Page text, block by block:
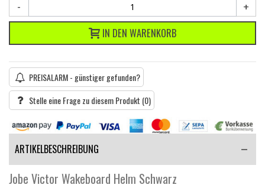
- +
IN DEN WARENKORB
PREISALARM - günstiger gefunden?
Stelle eine Frage zu diesem Produkt (0)
ARTIKELBESCHREIBUNG
Jobe Victor Wakeboard Helm Schwarz